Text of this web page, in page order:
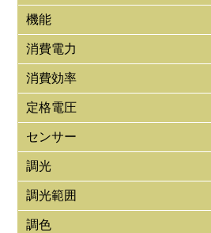
機能
消費電力
消費効率
定格電圧
センサー
調光
調光範囲
調色